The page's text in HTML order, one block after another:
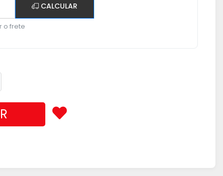
CALCULAR
o frete